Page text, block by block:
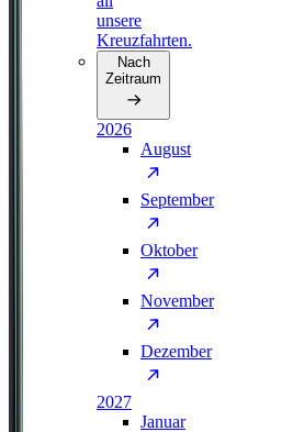
unsere
Kreuzfahrten.
Nach
Zeitraum
2026
August
September
Oktober
November
Dezember
2027
Januar